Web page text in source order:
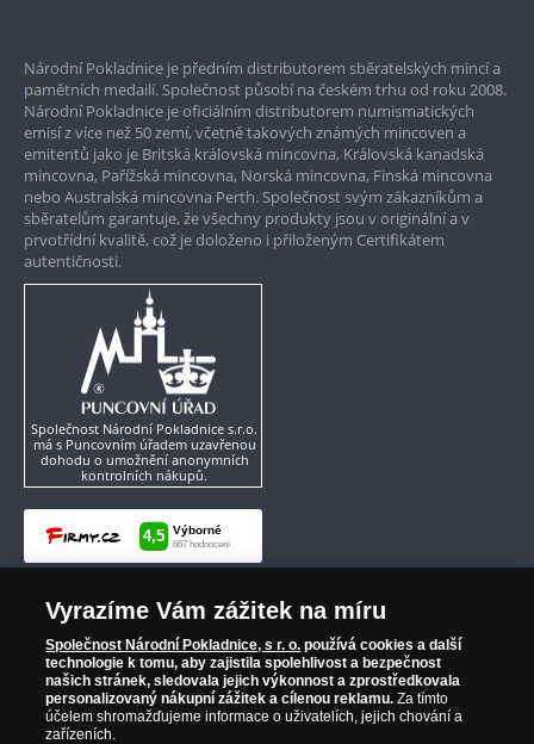
Garance nejvyšší kvality
Pouze originální produkty
Národní Pokladnice je předním distributorem sběratelských mincí a
pamětních medailí. Společnost působí na českém trhu od roku 2008.
Národní Pokladnice je oficiálním distributorem numismatických
emisí z více než 50 zemí, včetně takových známých mincoven a
emitentů jako je Britská královská mincovna, Královská kanadská
mincovna, Pařížská mincovna, Norská mincovna, Finská mincovna
nebo Australská mincovna Perth. Společnost svým zákazníkům a
sběratelům garantuje, že všechny produkty jsou v originální a v
prvotřídní kvalitě, což je doloženo i přiloženým Certifikátem
autentičnosti.
Společnost Národní Pokladnice s.r.o.
má s Puncovním úřadem uzavřenou
dohodu o umožnění anonymních
kontrolních nákupů.
Vyrazíme Vám zážitek na míru
Společnost Národní Pokladnice, s r. o. používá cookies a další
technologie k tomu, aby zajistila spolehlivost a bezpečnost
našich stránek, sledovala jejich výkonnost a zprostředkovala
personalizovaný nákupní zážitek a cílenou reklamu. Za tímto
účelem shromažďujeme informace o uživatelích, jejich chování a
zařízeních.